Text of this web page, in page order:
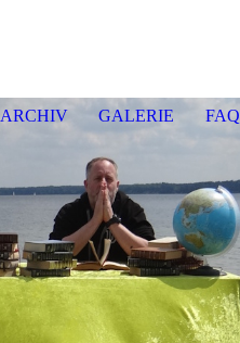
ARCHIV GALERIE FAQ